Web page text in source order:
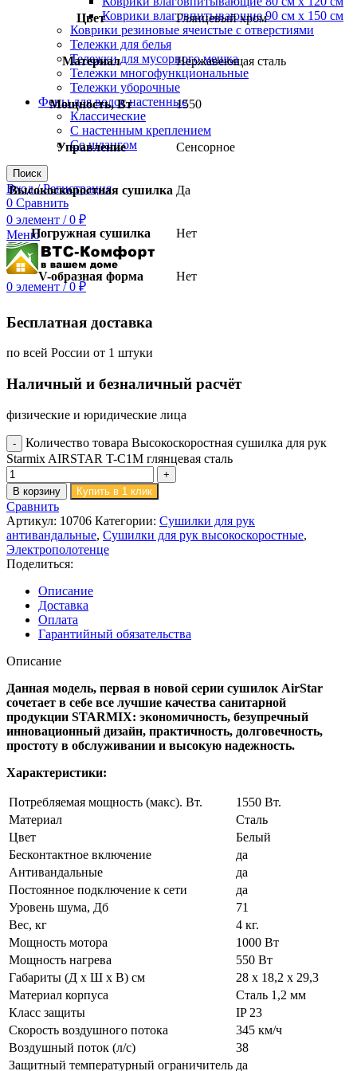
Коврики влаговпитывающие 90 см х 150 см
Коврики резиновые ячеистые с отверстиями
Тележки для белья
Тележки для мусорного мешка
Тележки многофункциональные
Тележки уборочные
Фены для волос настенные
Классические
С настенным креплением
Со шлангом
Поиск
Вход / Регистрация
0 Сравнить
0 элемент / 0 ₽
Меню
0 элемент / 0 ₽
Цвет Глянцевый хром
Материал Нержавеющая сталь
Мощность, Вт 1550
Управление Сенсорное
Высокоскоростная сушилка Да
Погружная сушилка Нет
V-образная форма Нет
Бесплатная доставка
по всей России от 1 штуки
Наличный и безналичный расчёт
физические и юридические лица
Количество товара Высокоскоростная сушилка для рук
Starmix AIRSTAR T-C1M глянцевая сталь
В корзину Купить в 1 клик
Сравнить
Артикул: 10706 Категории: Сушилки для рук
антивандальные, Сушилки для рук высокоскоростные,
Электрополотенце
Поделиться:
Описание
Доставка
Оплата
Гарантийный обязательства
Описание
Данная модель, первая в новой серии сушилок AirStar
cочетает в себе все лучшие качества санитарной
продукции STARMIX: экономичность, безупречный
инновационный дизайн, практичность, долговечность,
простоту в обслуживании и высокую надежность.
Характеристики:
Потребляемая мощность (макс). Вт.
1550 Вт.
Материал
Сталь
Цвет
Белый
Бесконтактное включение
да
Антивандальные
да
Постоянное подключение к сети
да
Уровень шума, Дб
71
Вес, кг
4 кг.
Мощность мотора
1000 Вт
Мощность нагрева
550 Вт
Габариты (Д х Ш х В) см
28 х 18,2 х 29,3
Материал корпуса
Сталь 1,2 мм
Класс защиты
IP 23
Скорость воздушного потока
345 км/ч
Воздушный поток (л/с)
38
Защитный температурный ограничитель да